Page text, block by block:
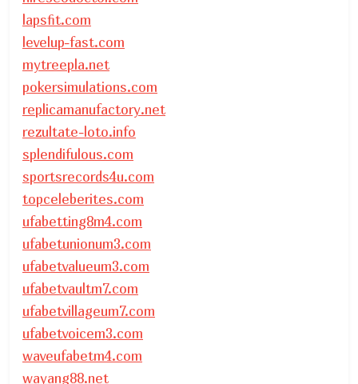
lapsfit.com
levelup-fast.com
mytreepla.net
pokersimulations.com
replicamanufactory.net
rezultate-loto.info
splendifulous.com
sportsrecords4u.com
topceleberites.com
ufabetting8m4.com
ufabetunionum3.com
ufabetvalueum3.com
ufabetvaultm7.com
ufabetvillageum7.com
ufabetvoicem3.com
waveufabetm4.com
wayang88.net